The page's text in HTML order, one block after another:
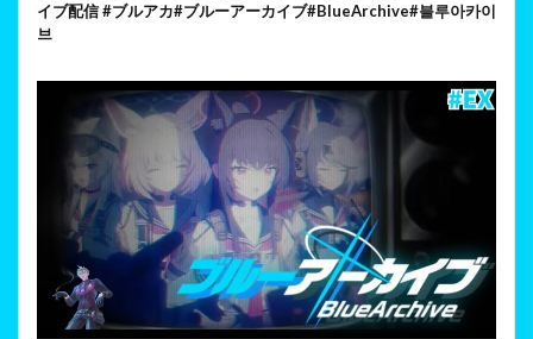
イブ配信 #ブルアカ#ブルーアーカイブ#BlueArchive#블루아카이
브